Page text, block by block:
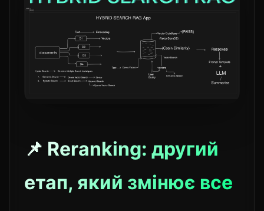
📌 Reranking: другий
етап, який змінює все